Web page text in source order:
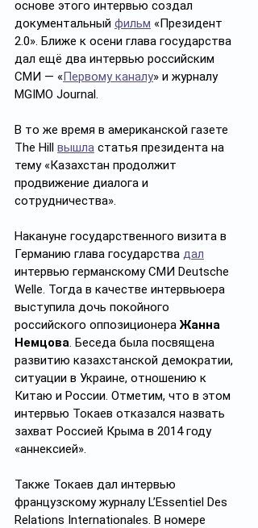
основе этого интервью создал
документальный фильм «Президент
2.0». Ближе к осени глава государства
дал ещё два интервью российским
СМИ — «Первому каналу» и журналу
MGIMO Journal.
В то же время в американской газете
The Hill вышла статья президента на
тему «Казахстан продолжит
продвижение диалога и
сотрудничества».
Накануне государственного визита в
Германию глава государства дал
интервью германскому СМИ Deutsche
Welle. Тогда в качестве интервьюера
выступила дочь покойного
российского оппозиционера Жанна
Немцова. Беседа была посвящена
развитию казахстанской демократии,
ситуации в Украине, отношению к
Китаю и России. Отметим, что в этом
интервью Токаев отказался назвать
захват Россией Крыма в 2014 году
«аннексией».
Также Токаев дал интервью
французскому журналу L’Essentiel Des
Relations Internationales. В номере